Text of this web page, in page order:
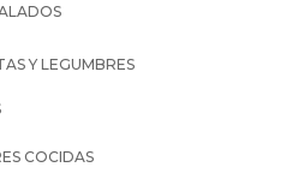
Y LEGUMBRES
COCIDAS